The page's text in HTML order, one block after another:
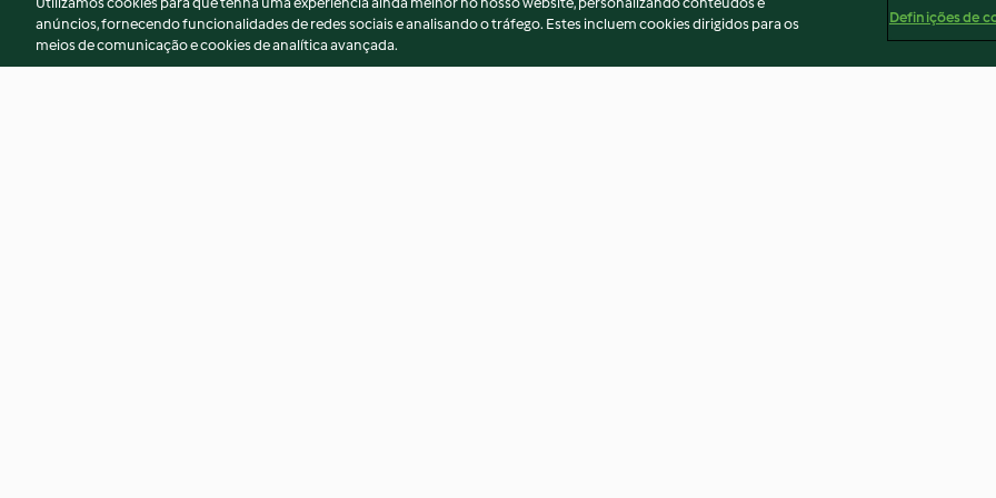
anúncios, fornecendo funcionalidades de redes sociais e analisando o tráfego. Estes incluem cookies dirigidos para os
meios de comunicação e cookies de analítica avançada.
Definições de